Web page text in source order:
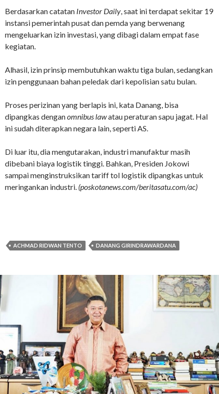
Berdasarkan catatan Investor Daily, saat ini terdapat sekitar 19
instansi pemerintah pusat dan pemda yang berwenang
mengeluarkan izin investasi, yang dibagi dalam empat fase
kegiatan.
Alhasil, izin prinsip membutuhkan waktu tiga bulan, sedangkan
izin penggunaan bahan peledak dari kepolisian satu bulan.
Proses perizinan yang berlapis ini, kata Danang, bisa
dipangkas denganomnibus lawatau peraturan sapu jagat. Hal
ini sudah diterapkan negara lain, seperti AS.
Di luar itu, dia mengutarakan, industri manufaktur masih
dibebani biaya logistik tinggi. Bahkan, Presiden Jokowi
sampai menginstruksikan tariff tol logistik dipangkas untuk
meringankan industri. (poskotanews.com/beritasatu.com/ac)
ACHMAD RIDWAN TENTO DANANG GIRINDRAWARDANA